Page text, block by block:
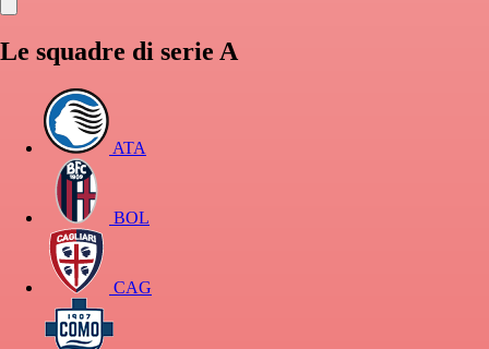
Le squadre di serie A
ATA
BOL
CAG